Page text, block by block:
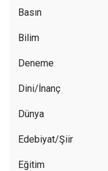
Basın
Bilim
Deneme
Dini/İnanç
Dünya
Edebiyat/Şiir
Eğitim